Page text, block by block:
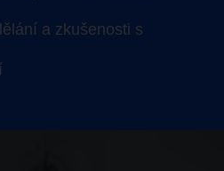
a zkušenosti s